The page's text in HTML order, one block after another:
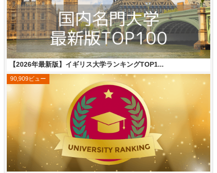
【2026年最新版】イギリス大学ランキングTOP1...
90,909ビュー